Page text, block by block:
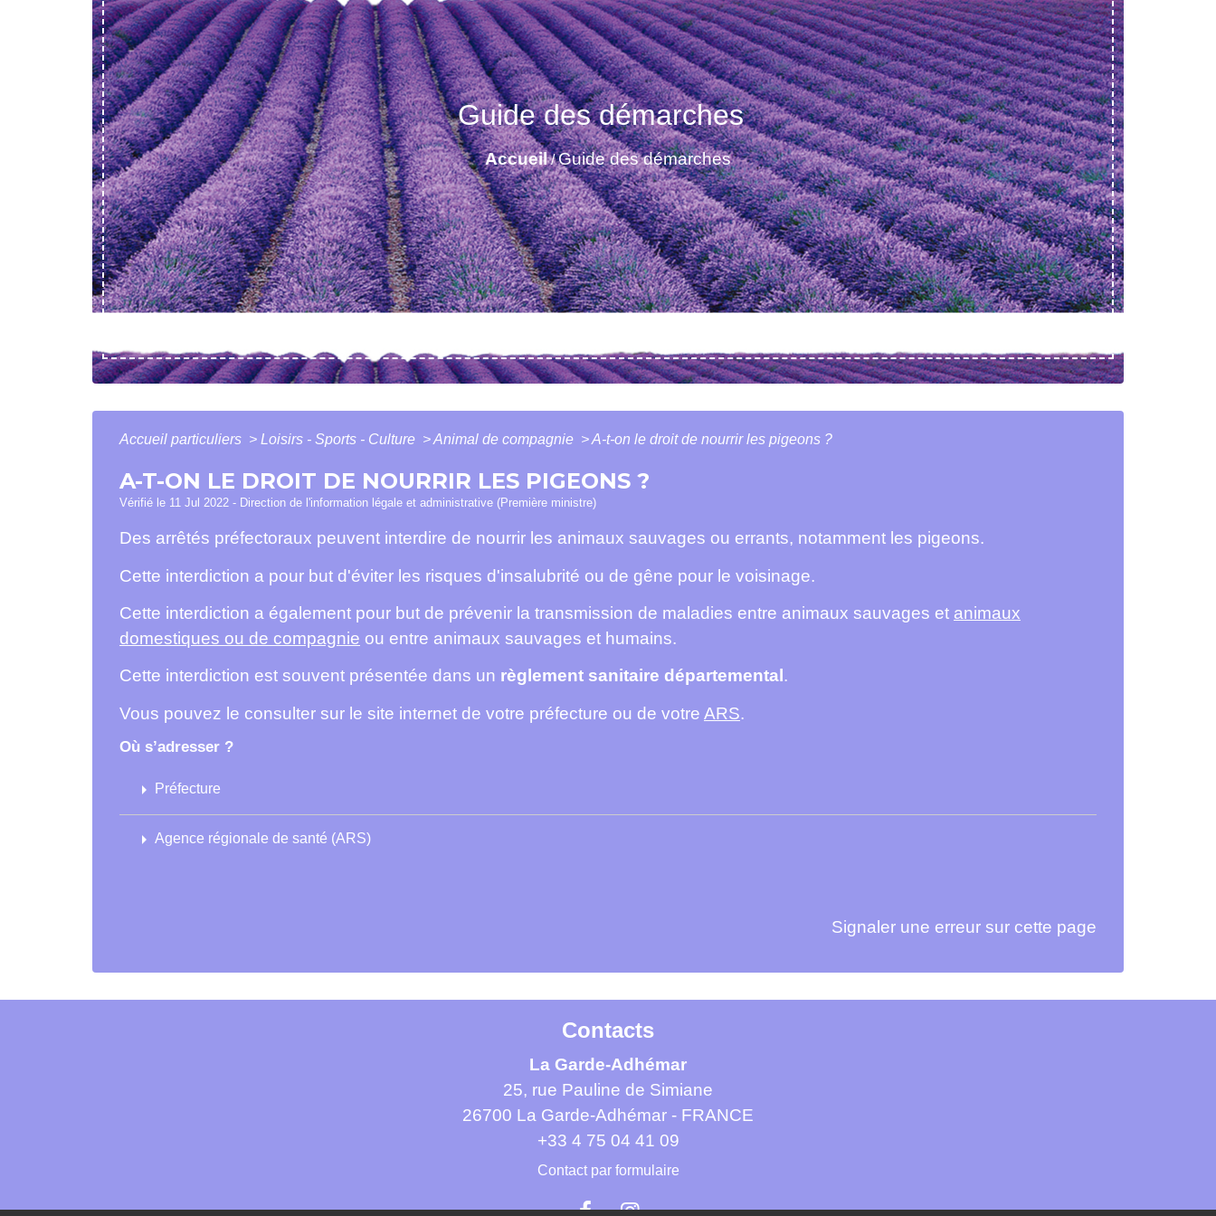
Guide des démarches
Accueil/Guide des démarches
Accueil particuliers > Loisirs - Sports - Culture >Animal de compagnie >A-t-on le droit de nourrir les pigeons ?
A-T-ON LE DROIT DE NOURRIR LES PIGEONS ?
Vérifié le 11 Jul 2022 - Direction de l'information légale et administrative (Première ministre)
Des arrêtés préfectoraux peuvent interdire de nourrir les animaux sauvages ou errants, notamment les pigeons.
Cette interdiction a pour but d'éviter les risques d'insalubrité ou de gêne pour le voisinage.
Cette interdiction a également pour but de prévenir la transmission de maladies entre animaux sauvages et animaux
domestiques ou de compagnie ou entre animaux sauvages et humains.
Cette interdiction est souvent présentée dans un règlement sanitaire départemental .
Vous pouvez le consulter sur le site internet de votre préfecture ou de votre ARS.
Où s’adresser ?
arrow_right Préfecture
arrow_right Agence régionale de santé (ARS)
Signaler une erreur sur cette page
Contacts
La Garde-Adhémar
25, rue Pauline de Simiane
26700 La Garde-Adhémar - FRANCE
+33 4 75 04 41 09
Contact par formulaire